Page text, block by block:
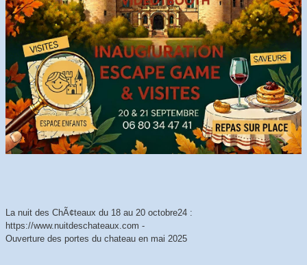
La nuit des ChÃ¢teaux du 18 au 20 octobre24 :
https://www.nuitdeschateaux.com -
Ouverture des portes du chateau en mai 2025